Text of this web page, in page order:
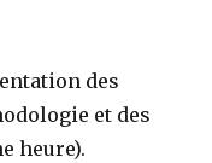
des
et des
heure).